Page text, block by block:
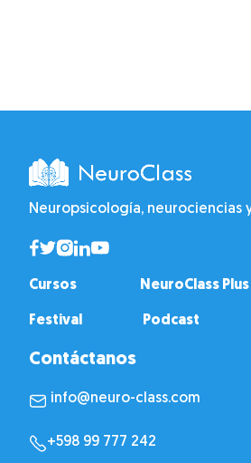
Neuropsicología, neurociencias
Cursos NeuroClass Plus
Festival Podcast
Contáctanos
info@neuro-class.com
+598 99 777 242